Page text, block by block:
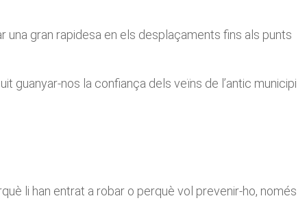
gran rapidesa en els desplaçaments fins als punts
guanyar-nos la confiança dels veïns de l’antic municipi
li han entrat a robar o perquè vol prevenir-ho, només